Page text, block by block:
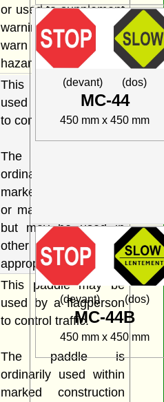
or used to supplement
warning signs that
warn of specific
hazards.
This paddle may be
used by a flagperson
to control traffic.
The paddle is
ordinarily used within
marked construction
or maintenance areas
but may be used in
other areas as
appropriate.
This paddle may be
used by a flagperson
to control traffic.
The paddle is
ordinarily used within
marked construction
(devant) (dos)
MC-44
450 mm x 450 mm
(devant) (dos)
MC-44B
450 mm x 450 mm